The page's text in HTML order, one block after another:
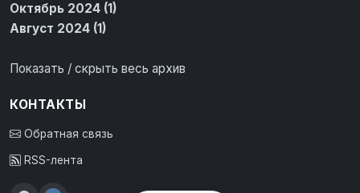
Октябрь 2024 (1)
Август 2024 (1)
Показать / скрыть весь архив
КОНТАКТЫ
Обратная связь
RSS-лента